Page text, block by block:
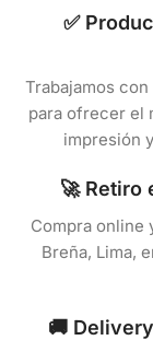
✅
Trabajamos
para ofrecer el
impresión
🚀 Retiro
Compra online
Breña, Lima,
🚚